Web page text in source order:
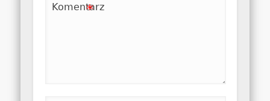
Komentarz
*